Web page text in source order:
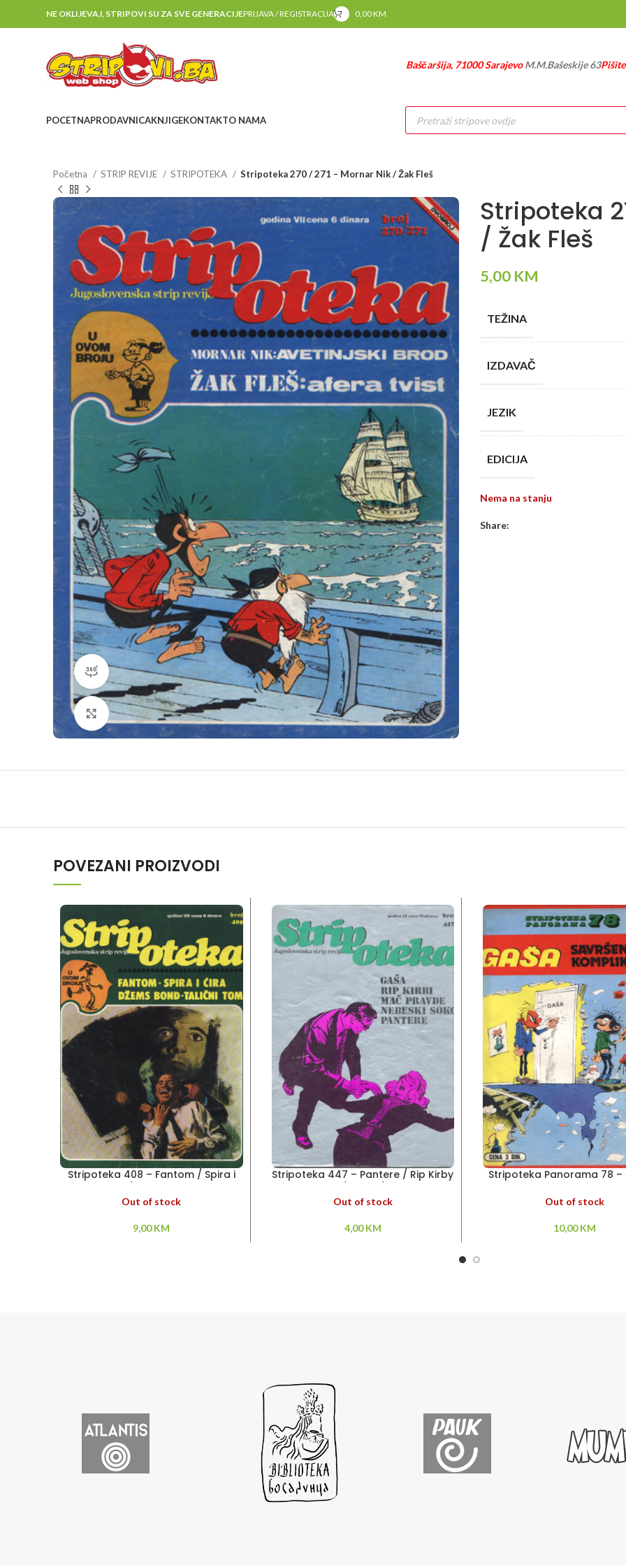
NE OKLIJEVAJ, STRIPOVI SU ZA SVE GENERACIJEPRIJAVA / REGISTRACIJA 0,00KM
Baščaršija, 71000 SarajevoM.M.Bašeskije 63
POCETNAPRODAVNICAKNJIGEKONTAKTO NAMA
Products
search
Početna STRIP REVIJE STRIPOTEKA Stripoteka 270 / 271 – Mornar Nik / Žak Fleš
360 product view
Klikni da povečaš
Stripoteka
/ Žak Fleš
5,00 KM
TEŽINA
IZDAVAČ
JEZIK
EDICIJA
Nema na stanju
Share:
POVEZANI PROIZVODI
Stripoteka 408 – Fantom / Spira i
Out of stock
9,00KM
Stripoteka 447 – Pantere / Rip Kirby
Out of stock
4,00KM
Stripoteka Panorama 78 –
Out of stock
10,00KM